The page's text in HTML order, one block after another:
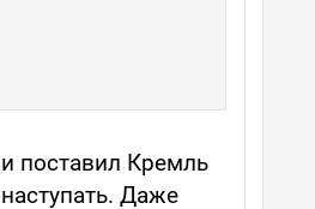
поставил Кремль
Даже